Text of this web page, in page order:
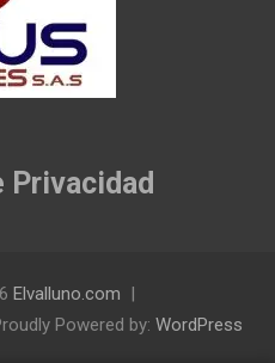
Privacidad
Elvalluno.com
Powered by: WordPress